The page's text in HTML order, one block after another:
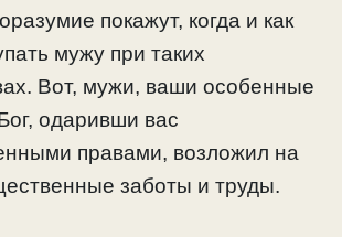
покажут, когда и как
мужу при таких
Вот, мужи, ваши особенные
одаривши вас
правами, возложил на
заботы и труды.